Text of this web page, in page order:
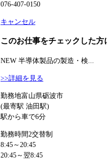
076-407-0150
キャンセル
このお仕事をチェックした
NEW 半導体製品の製造・検...
>>詳細を見る
勤務地富山県砺波市
(最寄駅 油田駅)
駅から車で6分
勤務時間 2交替制
8:45～20:45
20:45～翌8:45